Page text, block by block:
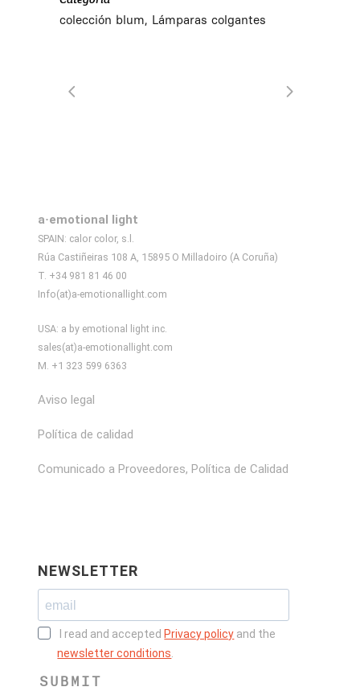
colección blum, Lámparas colgantes
a·emotional light
SPAIN: calor color, s.l.
Rúa Castiñeiras 108 A, 15895 O Milladoiro (A Coruña)
T. +34 981 81 46 00
Info(at)a-emotionallight.com
USA: a by emotional light inc.
sales(at)a-emotionallight.com
M. +1 323 599 6363
Aviso legal
Política de calidad
Comunicado a Proveedores, Política de Calidad
NEWSLETTER
I read and accepted Privacy policy and the
newsletter conditions.
SUBMIT